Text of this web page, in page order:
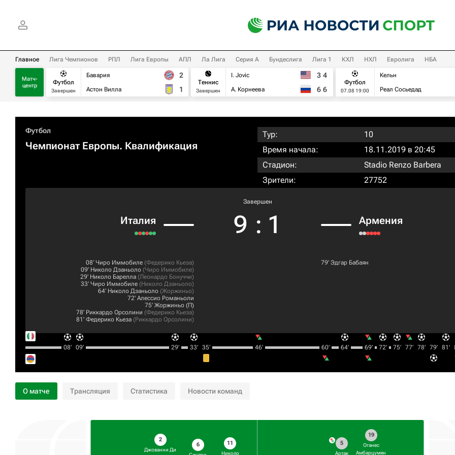
Главное Лига Чемпионов РПЛ Лига Европы АПЛ Ла Лига Серия А Бундеслига Лига 1 КХЛ НХЛ Евролига НБА
Матч-
центр
Футбол
Завершен
Бавария
Астон Вилла
2
1
Теннис
Завершен
I. Jovic
А. Корнеева
3 4
6 6
Футбол
07.08 19:00
Кельн
Реал Сосьедад
Футбол
Чемпионат Европы. Квалификация​
Тур:
10
Время начала:
18.11.2019 в 20:45
Стадион:
Stadio Renzo Barbera
Зрители:
27752
Италия
Завершен
9 : 1 Армения
08‎’‎ Чиро Иммобиле (Федерико Кьеза)
09‎’‎ Николо Дзаньоло (Чиро Иммобиле)
29‎’‎ Николо Барелла (Леонардо Бонуччи)
33‎’‎ Чиро Иммобиле (Николо Дзаньоло)
64‎’‎ Николо Дзаньоло (Жоржиньо)
72‎’‎ Алессио Романьоли
75‎’‎ Жоржиньо (П)
78‎’‎ Риккардо Орсолини (Федерико Кьеза)
81‎’‎ Федерико Кьеза (Риккардо Орсолини)
79‎’‎ Эдгар Бабаян
08‎’‎ 09‎’‎ 29‎’‎ 33‎’‎ 35‎’‎ 46‎’‎ 60‎’‎ 64‎’‎ 69‎’‎ 72‎’‎ 75‎’‎ 77‎’‎ 78‎’‎ 79‎’‎ 81‎’‎
О матче Трансляция Статистика Новости команд
2
Джованни Ди
6 11
Николо
19
Оганес
Амбарцумян
5
Артак